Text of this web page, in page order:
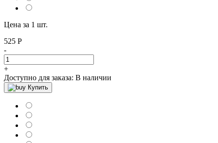
Цена за 1 шт.
525 Р
-
+
Доступно для заказа: В наличии
Купить